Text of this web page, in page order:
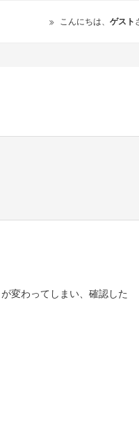
こんにちは、 ゲスト
変わってしまい、確認した